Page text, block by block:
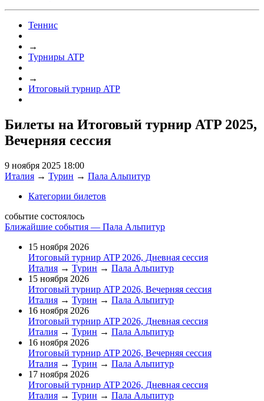
Теннис
→
Турниры ATP
→
Итоговый турнир ATP
Билеты на Итоговый турнир ATP 2025,
Вечерняя сессия
9 ноября 2025 18:00
Италия → Турин → Пала Альпитур
Категории билетов
событие состоялось
Ближайшие события — Пала Альпитур
15 ноября 2026
Итоговый турнир ATP 2026, Дневная сессия
Италия → Турин → Пала Альпитур
15 ноября 2026
Итоговый турнир ATP 2026, Вечерняя сессия
Италия → Турин → Пала Альпитур
16 ноября 2026
Итоговый турнир ATP 2026, Дневная сессия
Италия → Турин → Пала Альпитур
16 ноября 2026
Итоговый турнир ATP 2026, Вечерняя сессия
Италия → Турин → Пала Альпитур
17 ноября 2026
Итоговый турнир ATP 2026, Дневная сессия
Италия → Турин → Пала Альпитур